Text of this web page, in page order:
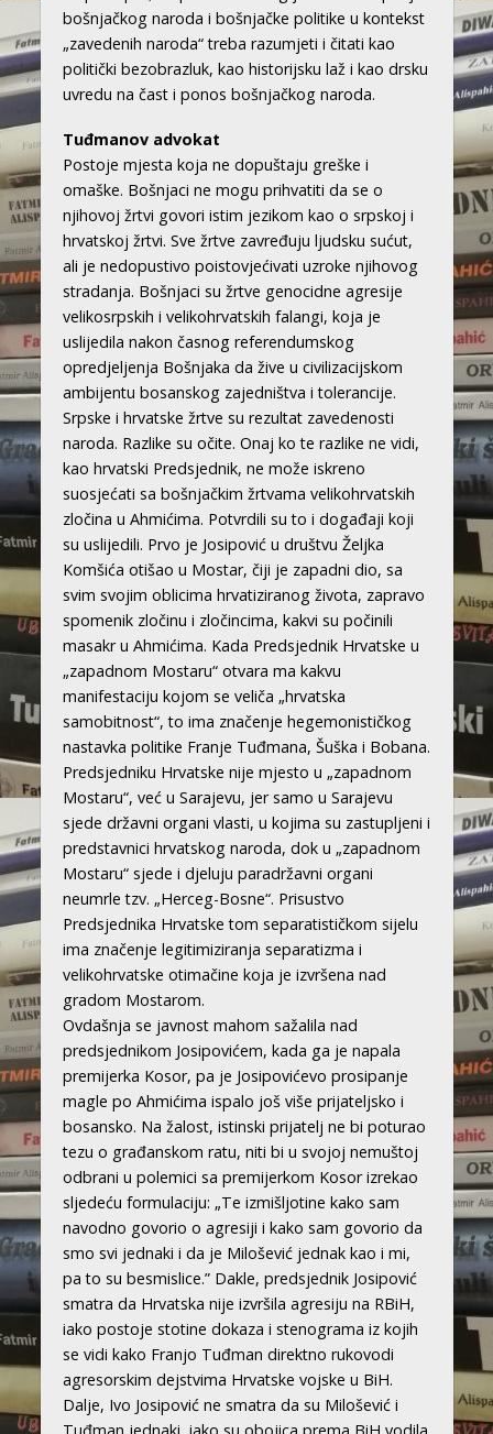
bošnjačkog naroda i bošnjačke politike u kontekst
„zavedenih naroda“ treba razumjeti i čitati kao
politički bezobrazluk, kao historijsku laž i kao drsku
uvredu na čast i ponos bošnjačkog naroda.
Tuđmanov advokat
Postoje mjesta koja ne dopuštaju greške i
omaške. Bošnjaci ne mogu prihvatiti da se o
njihovoj žrtvi govori istim jezikom kao o srpskoj i
hrvatskoj žrtvi. Sve žrtve zavređuju ljudsku sućut,
ali je nedopustivo poistovjećivati uzroke njihovog
stradanja. Bošnjaci su žrtve genocidne agresije
velikosrpskih i velikohrvatskih falangi, koja je
uslijedila nakon časnog referendumskog
opredjeljenja Bošnjaka da žive u civilizacijskom
ambijentu bosanskog zajedništva i tolerancije.
Srpske i hrvatske žrtve su rezultat zavedenosti
naroda. Razlike su očite. Onaj ko te razlike ne vidi,
kao hrvatski Predsjednik, ne može iskreno
suosjećati sa bošnjačkim žrtvama velikohrvatskih
zločina u Ahmićima. Potvrdili su to i događaji koji
su uslijedili. Prvo je Josipović u društvu Željka
Komšića otišao u Mostar, čiji je zapadni dio, sa
svim svojim oblicima hrvatiziranog života, zapravo
spomenik zločinu i zločincima, kakvi su počinili
masakr u Ahmićima. Kada Predsjednik Hrvatske u
„zapadnom Mostaru“ otvara ma kakvu
manifestaciju kojom se veliča „hrvatska
samobitnost“, to ima značenje hegemonističkog
nastavka politike Franje Tuđmana, Šuška i Bobana.
Predsjedniku Hrvatske nije mjesto u „zapadnom
Mostaru“, već u Sarajevu, jer samo u Sarajevu
sjede državni organi vlasti, u kojima su zastupljeni i
predstavnici hrvatskog naroda, dok u „zapadnom
Mostaru“ sjede i djeluju paradržavni organi
neumrle tzv. „Herceg-Bosne“. Prisustvo
Predsjednika Hrvatske tom separatističkom sijelu
ima značenje legitimiziranja separatizma i
velikohrvatske otimačine koja je izvršena nad
gradom Mostarom.
Ovdašnja se javnost mahom sažalila nad
predsjednikom Josipovićem, kada ga je napala
premijerka Kosor, pa je Josipovićevo prosipanje
magle po Ahmićima ispalo još više prijateljsko i
bosansko. Na žalost, istinski prijatelj ne bi poturao
tezu o građanskom ratu, niti bi u svojoj nemuštoj
odbrani u polemici sa premijerkom Kosor izrekao
sljedeću formulaciju: „Te izmišljotine kako sam
navodno govorio o agresiji i kako sam govorio da
smo svi jednaki i da je Milošević jednak kao i mi,
pa to su besmislice.” Dakle, predsjednik Josipović
smatra da Hrvatska nije izvršila agresiju na RBiH,
iako postoje stotine dokaza i stenograma iz kojih
se vidi kako Franjo Tuđman direktno rukovodi
agresorskim dejstvima Hrvatske vojske u BiH.
Dalje, Ivo Josipović ne smatra da su Milošević i
Tuđman jednaki, iako su obojica prema BiH vodila